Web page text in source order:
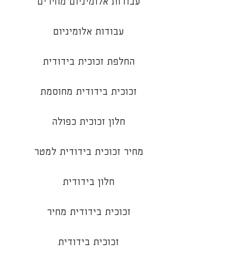
עבודות אלומיניום
החלפת זכוכית בידודית
זכוכית בידודית מחוסמת
חלון זכוכית כפולה
מחיר זכוכית בידודית למטר
חלון בידודית
זכוכית בידודית מחיר
זכוכית בידודית